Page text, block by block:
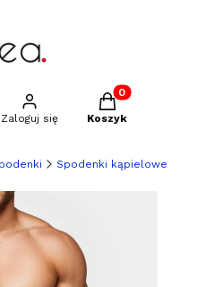
Zaloguj się
Produkty w
Koszyk
Spodenki kąpielowe